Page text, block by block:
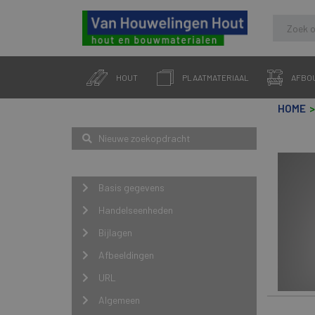
HOUT PLAATMATERIAAL
Nieuwe zoekopdracht
Basis gegevens
Handelseenheden
Bijlagen
Afbeeldingen
URL
Algemeen
HOME